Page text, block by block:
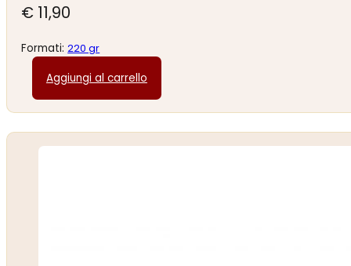
€ 11,90
Formati:220 gr
Aggiungi al carrello